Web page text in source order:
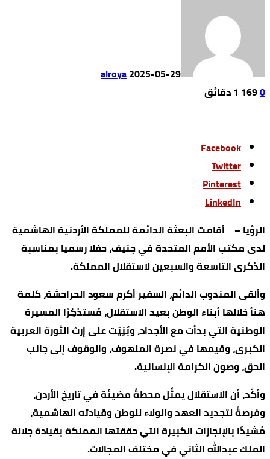
alroya2025-05-29
0
169 1 ‫دقائق‬
Facebook
Twitter
Pinterest
LinkedIn
الرؤيا – أقامت البعثة الدائمة للمملكة الأردنية الهاشمية
لدى مكتب الأمم المتحدة في جنيف، حفلا رسميا بمناسبة
الذكرى التاسعة والسبعين لاستقلال المملكة.
وألقى المندوب الدائم، السفير أكرم سعود الحراحشة، كلمة
هنأ خلالها أبناء الوطن بعيد الاستقلال، مُستذكِرًا المسيرة
الوطنية التي بدأت مع الأجداد، وبُنِيَت على إرث الثورة العربية
الكبرى، وقيمها في نصرة الملهوف، والوقوف إلى جانب
الحق، وصون الكرامة الإنسانية.
وأكّد، أن الاستقلال يمثّل محطةً مضيئة في تاريخ الأردن،
وفرصةً لتجديد العهد والولاء للوطن وقيادته الهاشمية،
مُشيدًا بالإنجازات الكبيرة التي حققتها المملكة بقيادة جلالة
الملك عبدالله الثاني في مختلف المجالات.